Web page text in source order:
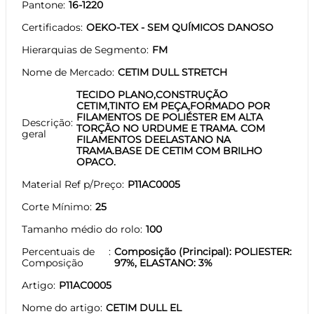
Pantone 16-1220
Certificados OEKO-TEX - SEM QUÍMICOS DANOSO
Hierarquias de Segmento FM
Nome de Mercado CETIM DULL STRETCH
Descrição
geral
TECIDO PLANO,CONSTRUÇÃO
CETIM,TINTO EM PEÇA,FORMADO POR
FILAMENTOS DE POLIÉSTER EM ALTA
TORÇÃO NO URDUME E TRAMA. COM
FILAMENTOS DEELASTANO NA
TRAMA.BASE DE CETIM COM BRILHO
OPACO.
Material Ref p/Preço P11AC0005
Corte Mínimo 25
Tamanho médio do rolo 100
Percentuais de
Composição
Composição (Principal): POLIESTER:
97%, ELASTANO: 3%
Artigo P11AC0005
Nome do artigo CETIM DULL EL